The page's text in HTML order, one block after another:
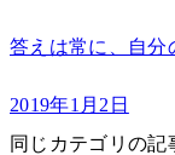
答えは常に、自分
2019年1月2日
同じカテゴリの記